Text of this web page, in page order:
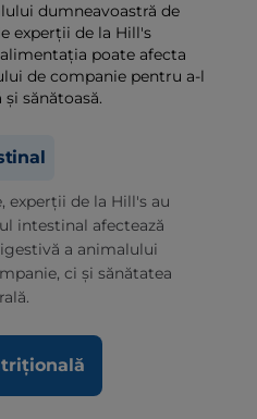
dumneavoastră de
experții de la Hill's
poate afecta
de companie pentru a-l
sănătoasă.
experții de la Hill's au
intestinal afectează
a animalului
ci și sănătatea